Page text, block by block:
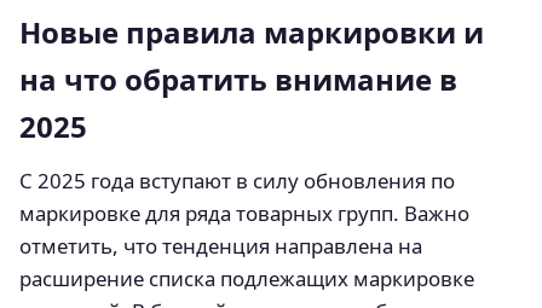
Новые правила маркировки и
на что обратить внимание в
2025
С 2025 года вступают в силу обновления по
маркировке для ряда товарных групп. Важно
отметить, что тенденция направлена на
расширение списка подлежащих маркировке